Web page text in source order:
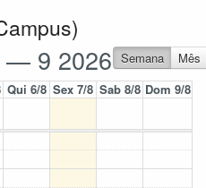
— 9 2026 Semana
Mês
Qui 6/8 Sex 7/8 Sab 8/8 Dom 9/8